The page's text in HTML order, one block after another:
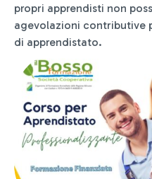
propri apprendisti non
agevolazioni contributive
di apprendistato.